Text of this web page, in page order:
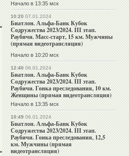
Начало в 13:35 мск
10:2007.01.2024
Биатлон. Альфа-Банк Кубок
Содружества 2023/2024. III этап.
Раубичи. Масс-старт, 15 км. Мужчины
(прямая видеотрансляция)
Начало в 10:20 мск
12:4006.01.2024
Биатлон. Альфа-Банк Кубок
Содружества 2023/2024. III этап.
Раубичи. Гонка преследования, 10 км.
Женщины (прямая видеотрансляция)
Начало в 13:35 мск
10:4906.01.2024
Биатлон. Альфа-Банк Кубок
Содружества 2023/2024. III этап.
Раубичи. Гонка преследования, 12,5
км. Мужчины (прямая
видеотрансляция)